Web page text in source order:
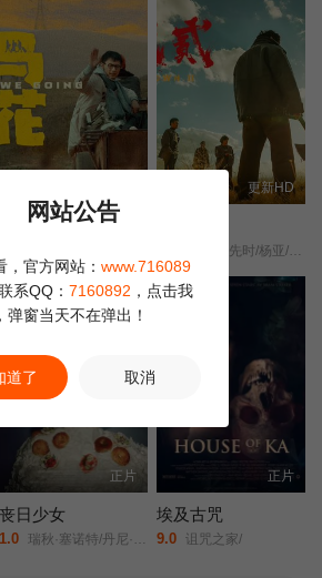
走马观花
更新HD
康磊/李先时/杨亚/崔金迪/
正片
丧日少女
1.0 瑞秋·塞诺特/丹尼·德费拉里/
正片
埃及古咒
9.0 诅咒之家/
网站公告
，官方网站： www.716089
系QQ： 7160892 ，点击我
弹窗当天不在弹出！
道了 取消